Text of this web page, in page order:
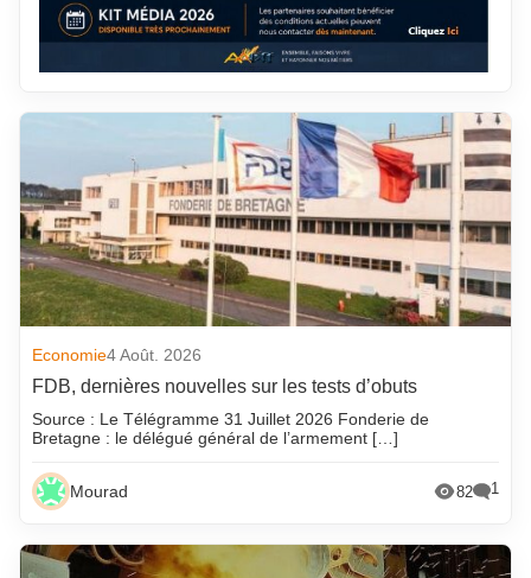
Economie4 Août. 2026
FDB, dernières nouvelles sur les tests d’obuts
Source : Le Télégramme 31 Juillet 2026 Fonderie de
Bretagne : le délégué général de l’armement […]
Mourad 82 1